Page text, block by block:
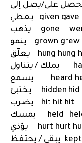
على/يصل إلى
given gave
يعطي
gone
يذهب
grown grew
ينمو
hung hung
يعلّق
يملك / يتناول
heard
يسمع
hidden hid
يختبئ
hit hit hit
يضرب
held
يمسك
hurt hurt
يؤذي
يبقى / يحتفظ